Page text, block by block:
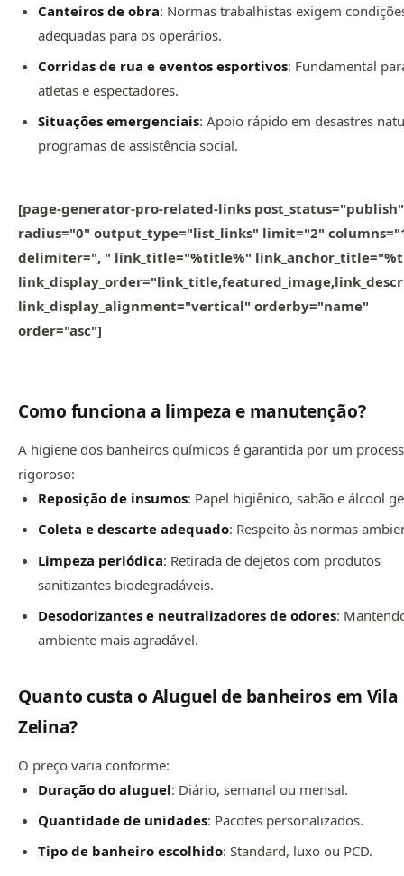
Canteiros de obra: Normas trabalhistas exigem
adequadas para os operários.
Corridas de rua e eventos esportivos: Fundamental
atletas e espectadores.
Situações emergenciais: Apoio rápido em desastres
programas de assistência social.
[page-generator-pro-related-links post_status="publish"
radius="0" output_type="list_links" limit="2"
delimiter=", " link_title="%title%"
link_display_alignment="vertical" orderby="name"
order="asc"]
Como funciona a limpeza e manutenção?
A higiene dos banheiros químicos é garantida por um
rigoroso:
Reposição de insumos: Papel higiênico, sabão e álcool
Coleta e descarte adequado: Respeito às normas
Limpeza periódica: Retirada de dejetos com produtos
sanitizantes biodegradáveis.
Desodorizantes e neutralizadores de odores:
ambiente mais agradável.
Quanto custa o Aluguel de banheiros em Vila
Zelina?
O preço varia conforme:
Duração do aluguel: Diário, semanal ou mensal.
Quantidade de unidades: Pacotes personalizados.
Tipo de banheiro escolhido: Standard, luxo ou PCD.